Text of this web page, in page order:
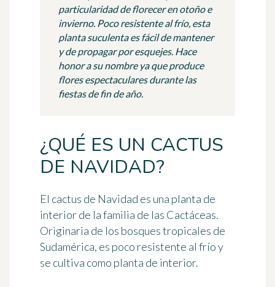
particularidad de florecer en otoño e
invierno. Poco resistente al frío, esta
planta suculenta es fácil de mantener
y de propagar por esquejes. Hace
honor a su nombre ya que produce
flores espectaculares durante las
fiestas de fin de año.
¿QUÉ ES UN CACTUS
DE NAVIDAD?
El cactus de Navidad es una planta de
interior de la familia de las Cactáceas.
Originaria de los bosques tropicales de
Sudamérica, es poco resistente al frío y
se cultiva como planta de interior.